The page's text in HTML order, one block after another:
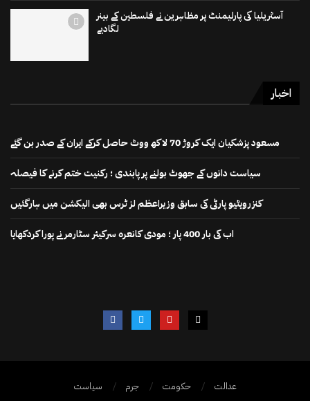
آسٹریلیا کی پارلیمنٹ پر مظاہرین نے فلسطین کے بینر
لگادیے
اخبار
مسعود پزشکیان ایک کروڑ 70 لاکھ ووٹ حاصل کرکے ایران کے صدر بن گئے
سیاست دانوں کے جھوٹ بولنے پر پابندی ؛ رکنیت ختم کرنے کا فیصلہ
کنزرویٹیو پارٹی کی سابق وزیراعظم لز ٹرس بھی الیکشن میں ہارگئیں
اب کی بار 400 پار ؛ مودی کانعرہ سرکیئر سٹارمر نے پورا کردکھایا
سیاست جرم حکومت عدالت